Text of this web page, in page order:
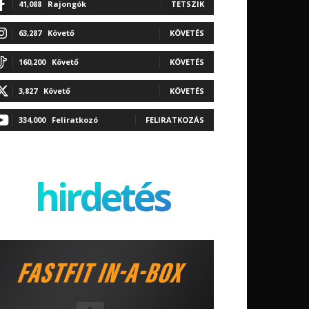
41,088 Rajongók TETSZIK
63,287 Követő KÖVETÉS
160,200 Követő KÖVETÉS
3,827 Követő KÖVETÉS
334,000 Feliratkozó FELIRATKOZÁS
hirdetés